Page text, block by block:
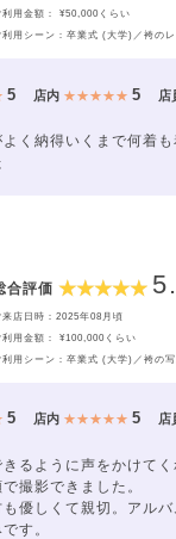
利用金額： ¥50,000くらい
利用シーン：卒業式 (大学)／袴の
5 店内 ★★★★★ 5 店
よく納得いくまで何着
合評価
来店日時：2025年08月頃
利用金額： ¥100,000くらい
利用シーン：卒業式 (大学)／袴の
5 店内 ★★★★★ 5 店
きるように声をかけて
撮影できました。
も優しくて親切。アル
す。